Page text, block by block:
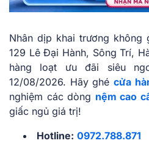
Nhân dịp khai trương không
129 Lê Đại Hành, Sông Trí,
hàng loạt ưu đãi siêu
12/08/2026. Hãy ghé cửa
nghiệm các dòng nệm cao
giấc ngủ giá trị!
Hotline: 0972.788.871